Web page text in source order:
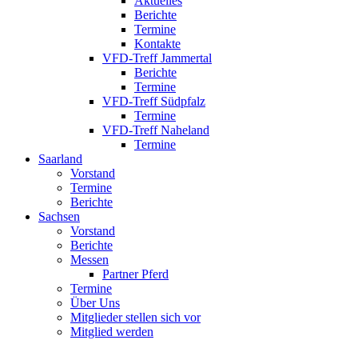
Berichte
Termine
Kontakte
VFD-Treff Jammertal
Berichte
Termine
VFD-Treff Südpfalz
Termine
VFD-Treff Naheland
Termine
Saarland
Vorstand
Termine
Berichte
Sachsen
Vorstand
Berichte
Messen
Partner Pferd
Termine
Über Uns
Mitglieder stellen sich vor
Mitglied werden